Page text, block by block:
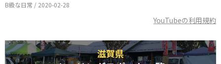
B級な日常 / 2020-02-28
YouTubeの利用規約
滋賀県